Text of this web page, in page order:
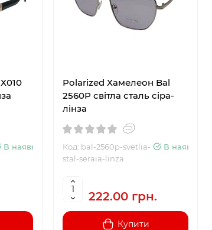
В наявності
Polarized Хамелеон Bal
2560P світла сталь сіра-
лінза
Код: bal-2560p-svetlia-
stal-seraia-linza
В наявності
222.00 грн.
Купити